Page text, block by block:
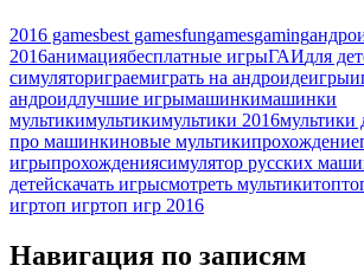
2016 gamesbest gamesfungamesgaming
2016анимациябесплатные игрыГАИдля
симуляториграемиграть на андроидеигры
андроидлучшие игрымашинкимашинки
мультикимультикимультики 2016мультики
про машинкиновые мультикипрохождение
игрыпрохождениясимулятор русских
детейскачать игрысмотреть мультикитоп
игртоп игртоп игр 2016
Навигация по записям